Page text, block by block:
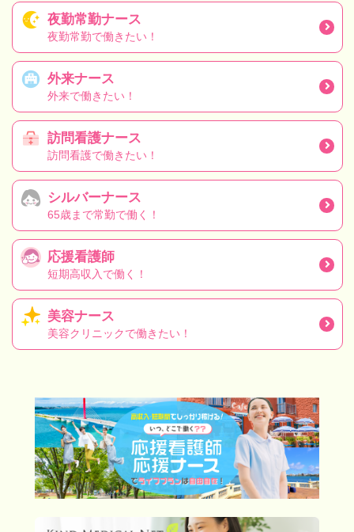
夜勤常勤ナース
夜勤常勤で働きたい！
外来ナース
外来で働きたい！
訪問看護ナース
訪問看護で働きたい！
シルバーナース
65歳まで常勤で働く！
応援看護師
短期高収入で働く！
美容ナース
美容クリニックで働きたい！